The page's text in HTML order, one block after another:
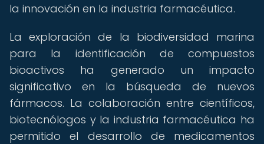
la innovación en la industria farmacéutica.
La exploración de la biodiversidad marina
para la identificación de compuestos
bioactivos ha generado un impacto
significativo en la búsqueda de nuevos
fármacos. La colaboración entre científicos,
biotecnólogos y la industria farmacéutica ha
permitido el desarrollo de medicamentos